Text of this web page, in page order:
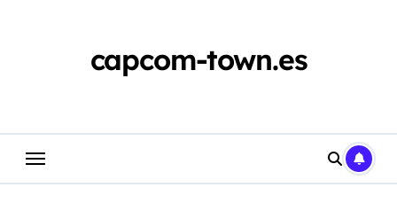
capcom-town.es